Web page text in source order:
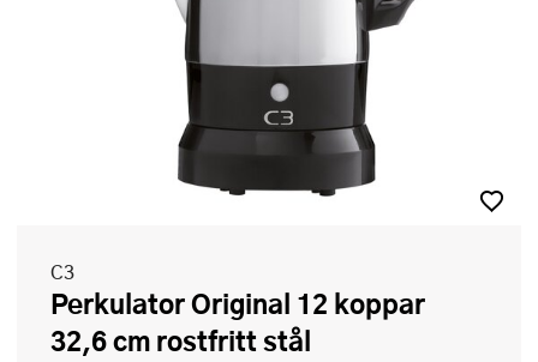
C3
Perkulator Original 12 koppar
32,6 cm rostfritt stål